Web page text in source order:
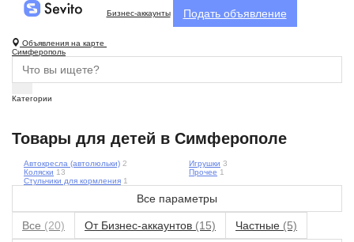
Бизнес-аккаунты Подать объявление
Объявления на карте
Симферополь
Категории
Товары для детей в Симферополе
Автокресла (автолюльки) 2 Игрушки 3
Коляски 13 Прочее 1
Стульчики для кормления 1
Все параметры
Все (20) От Бизнес-аккаунтов (15) Частные (5)